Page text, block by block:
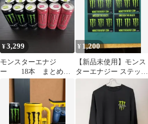
¥3,299
モンスターエナジ
ー 18本 まとめ売
¥ 1,200
【新品未使用】モンス
ターエナジー ステッカ
ー 4枚セット 非売品